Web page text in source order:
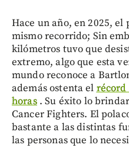
Hace un año, en 2025, el
mismo recorrido; Sin
kilómetros tuvo que
extremo, algo que esta
mundo reconoce a
además ostenta elrécord
horas. Su éxito lo
Cancer Fighters. El
bastante a las distintas
las personas que lo